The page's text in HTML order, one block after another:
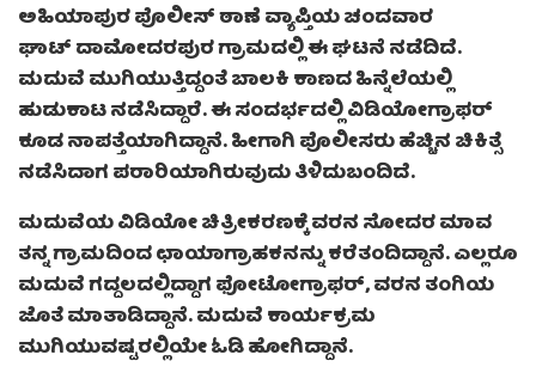
ಅಹಿಯಾಪುರ ಪೊಲೀಸ್ ಠಾಣೆ ವ್ಯಾಪ್ತಿಯ ಚಂದವಾರ
ಘಾಟ್ ದಾಮೋದರಪುರ ಗ್ರಾಮದಲ್ಲಿ ಈ ಘಟನೆ ನಡೆದಿದೆ.
ಮದುವೆ ಮುಗಿಯುತ್ತಿದ್ದಂತೆ ಬಾಲಕಿ ಕಾಣದ ಹಿನ್ನೆಲೆಯಲ್ಲಿ
ಹುಡುಕಾಟ ನಡೆಸಿದ್ದಾರೆ. ಈ ಸಂದರ್ಭದಲ್ಲಿ ವಿಡಿಯೋಗ್ರಾಫರ್
ಕೂಡ ನಾಪತ್ತೆಯಾಗಿದ್ದಾನೆ. ಹೀಗಾಗಿ ಪೊಲೀಸರು ಹೆಚ್ಚಿನ ಚಿಕಿತ್ಸೆ
ನಡೆಸಿದಾಗ ಪರಾರಿಯಾಗಿರುವುದು ತಿಳಿದುಬಂದಿದೆ.
ಮದುವೆಯ ವಿಡಿಯೋ ಚಿತ್ರೀಕರಣಕ್ಕೆ ವರನ ಸೋದರ ಮಾವ
ತನ್ನ ಗ್ರಾಮದಿಂದ ಛಾಯಾಗ್ರಾಹಕನನ್ನು ಕರೆತಂದಿದ್ದಾನೆ. ಎಲ್ಲರೂ
ಮದುವೆ ಗದ್ದಲದಲ್ಲಿದ್ದಾಗ ಫೋಟೋಗ್ರಾಫರ್, ವರನ ತಂಗಿಯ
ಜೊತೆ ಮಾತಾಡಿದ್ದಾನೆ. ಮದುವೆ ಕಾರ್ಯಕ್ರಮ
ಮುಗಿಯುವಷ್ಟರಲ್ಲಿಯೇ ಓಡಿ ಹೋಗಿದ್ದಾನೆ.